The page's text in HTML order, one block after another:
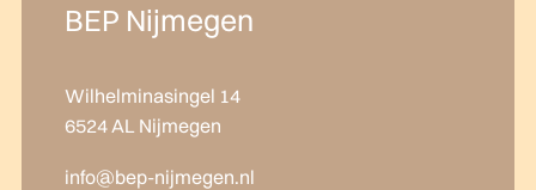
BEP Nijmegen
Wilhelminasingel 14
6524 AL Nijmegen
info@bep-nijmegen.nl